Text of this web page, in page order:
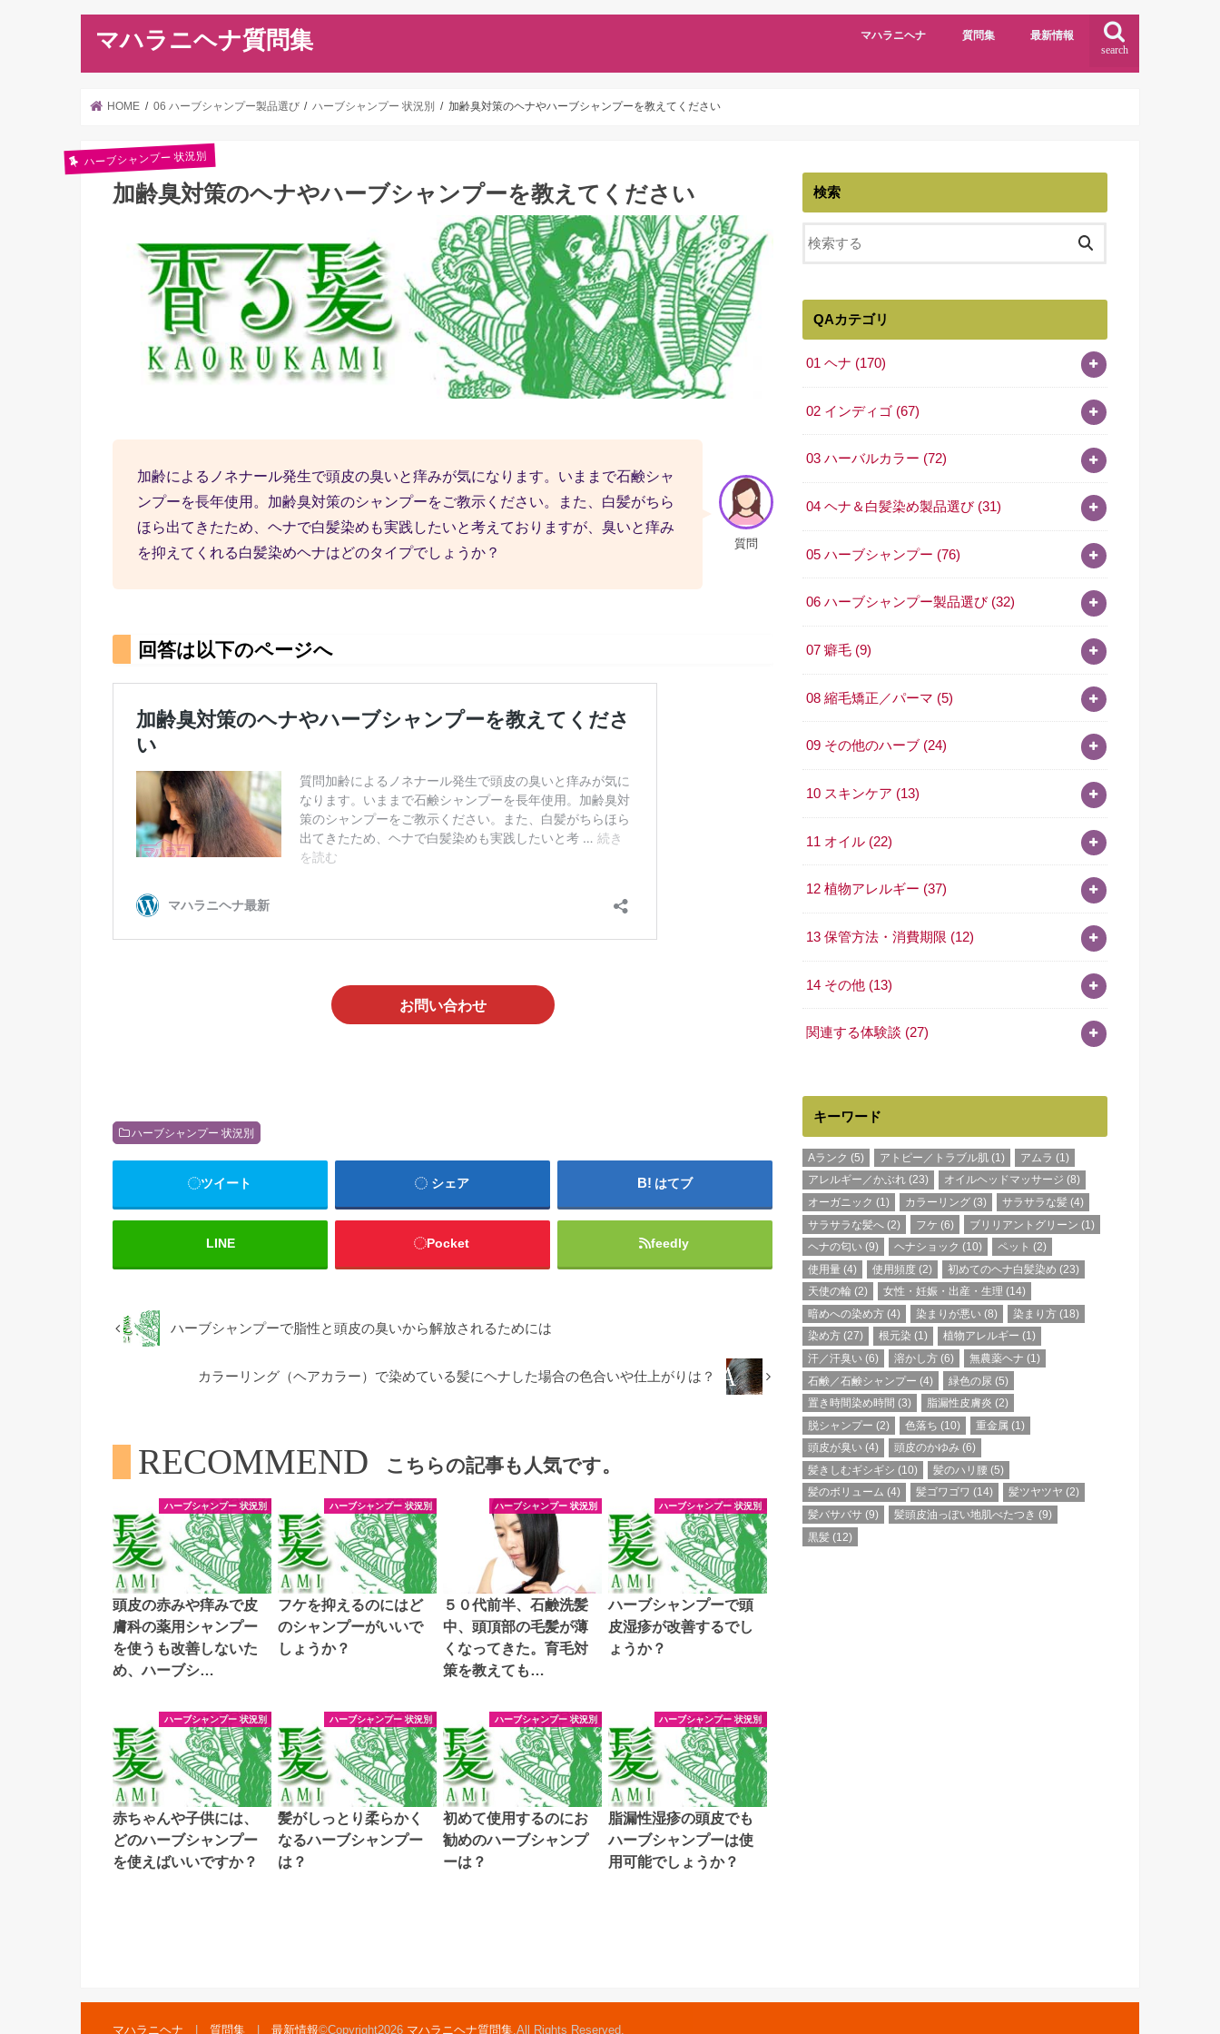
マハラニヘナ質問集 search
マハラニヘナ 質問集 最新情報
HOME 06 ハーブシャンプー製品選び ハーブシャンプー 状況別 加齢臭対策のヘナやハーブシャンプーを教えてください
ハーブシャンプー 状況別
加齢臭対策のヘナやハーブシャンプーを教えてください
質問
加齢によるノネナール発生で頭皮の臭いと痒みが気になります。いままで石鹸シャ
ンプーを長年使用。加齢臭対策のシャンプーをご教示ください。また、白髪がちら
ほら出てきたため、ヘナで白髪染めも実践したいと考えておりますが、臭いと痒み
を抑えてくれる白髪染めヘナはどのタイプでしょうか？
回答は以下のページへ
お問い合わせ
ハーブシャンプー 状況別
ツイート シェア はてブ
LINE Pocket feedly
ハーブシャンプーで脂性と頭皮の臭いから解放されるためには
カラーリング（ヘアカラー）で染めている髪にヘナした場合の色合いや仕上がりは？
RECOMMEND こちらの記事も人気です。
ハーブシャンプー 状況別
頭皮の赤みや痒みで皮
膚科の薬用シャンプー
を使うも改善しないた
め、ハーブシ…
ハーブシャンプー 状況別
フケを抑えるのにはど
のシャンプーがいいで
しょうか？
ハーブシャンプー 状況別
５０代前半、石鹸洗髪
中、頭頂部の毛髪が薄
くなってきた。育毛対
策を教えても…
ハーブシャンプー 状況別
ハーブシャンプーで頭
皮湿疹が改善するでし
ょうか？
ハーブシャンプー 状況別
赤ちゃんや子供には、
どのハーブシャンプー
を使えばいいですか？
ハーブシャンプー 状況別
髪がしっとり柔らかく
なるハーブシャンプー
は？
ハーブシャンプー 状況別
初めて使用するのにお
勧めのハーブシャンプ
ーは？
ハーブシャンプー 状況別
脂漏性湿疹の頭皮でも
ハーブシャンプーは使
用可能でしょうか？
検索
QAカテゴリ
01 ヘナ (170)
02 インディゴ (67)
03 ハーバルカラー (72)
04 ヘナ＆白髪染め製品選び (31)
05 ハーブシャンプー (76)
06 ハーブシャンプー製品選び (32)
07 癖毛 (9)
08 縮毛矯正／パーマ (5)
09 その他のハーブ (24)
10 スキンケア (13)
11 オイル (22)
12 植物アレルギー (37)
13 保管方法・消費期限 (12)
14 その他 (13)
関連する体験談 (27)
キーワード
Aランク (5) アトピー／トラブル肌 (1) アムラ (1)
アレルギー／かぶれ (23) オイルヘッドマッサージ (8)
オーガニック (1) カラーリング (3) サラサラな髪 (4)
サラサラな髪へ (2) フケ (6) ブリリアントグリーン (1)
ヘナの匂い (9) ヘナショック (10) ペット (2)
使用量 (4) 使用頻度 (2) 初めてのヘナ白髪染め (23)
天使の輪 (2) 女性・妊娠・出産・生理 (14)
暗めへの染め方 (4) 染まりが悪い (8) 染まり方 (18)
染め方 (27) 根元染 (1) 植物アレルギー (1)
汗／汗臭い (6) 溶かし方 (6) 無農薬ヘナ (1)
石鹸／石鹸シャンプー (4) 緑色の尿 (5)
置き時間染め時間 (3) 脂漏性皮膚炎 (2)
脱シャンプー (2) 色落ち (10) 重金属 (1)
頭皮が臭い (4) 頭皮のかゆみ (6)
髪きしむギシギシ (10) 髪のハリ腰 (5)
髪のボリューム (4) 髪ゴワゴワ (14) 髪ツヤツヤ (2)
髪バサバサ (9) 髪頭皮油っぽい地肌べたつき (9)
黒髪 (12)
マハラニヘナ 質問集 最新情報©Copyright2026 マハラニヘナ質問集.All Rights Reserved.